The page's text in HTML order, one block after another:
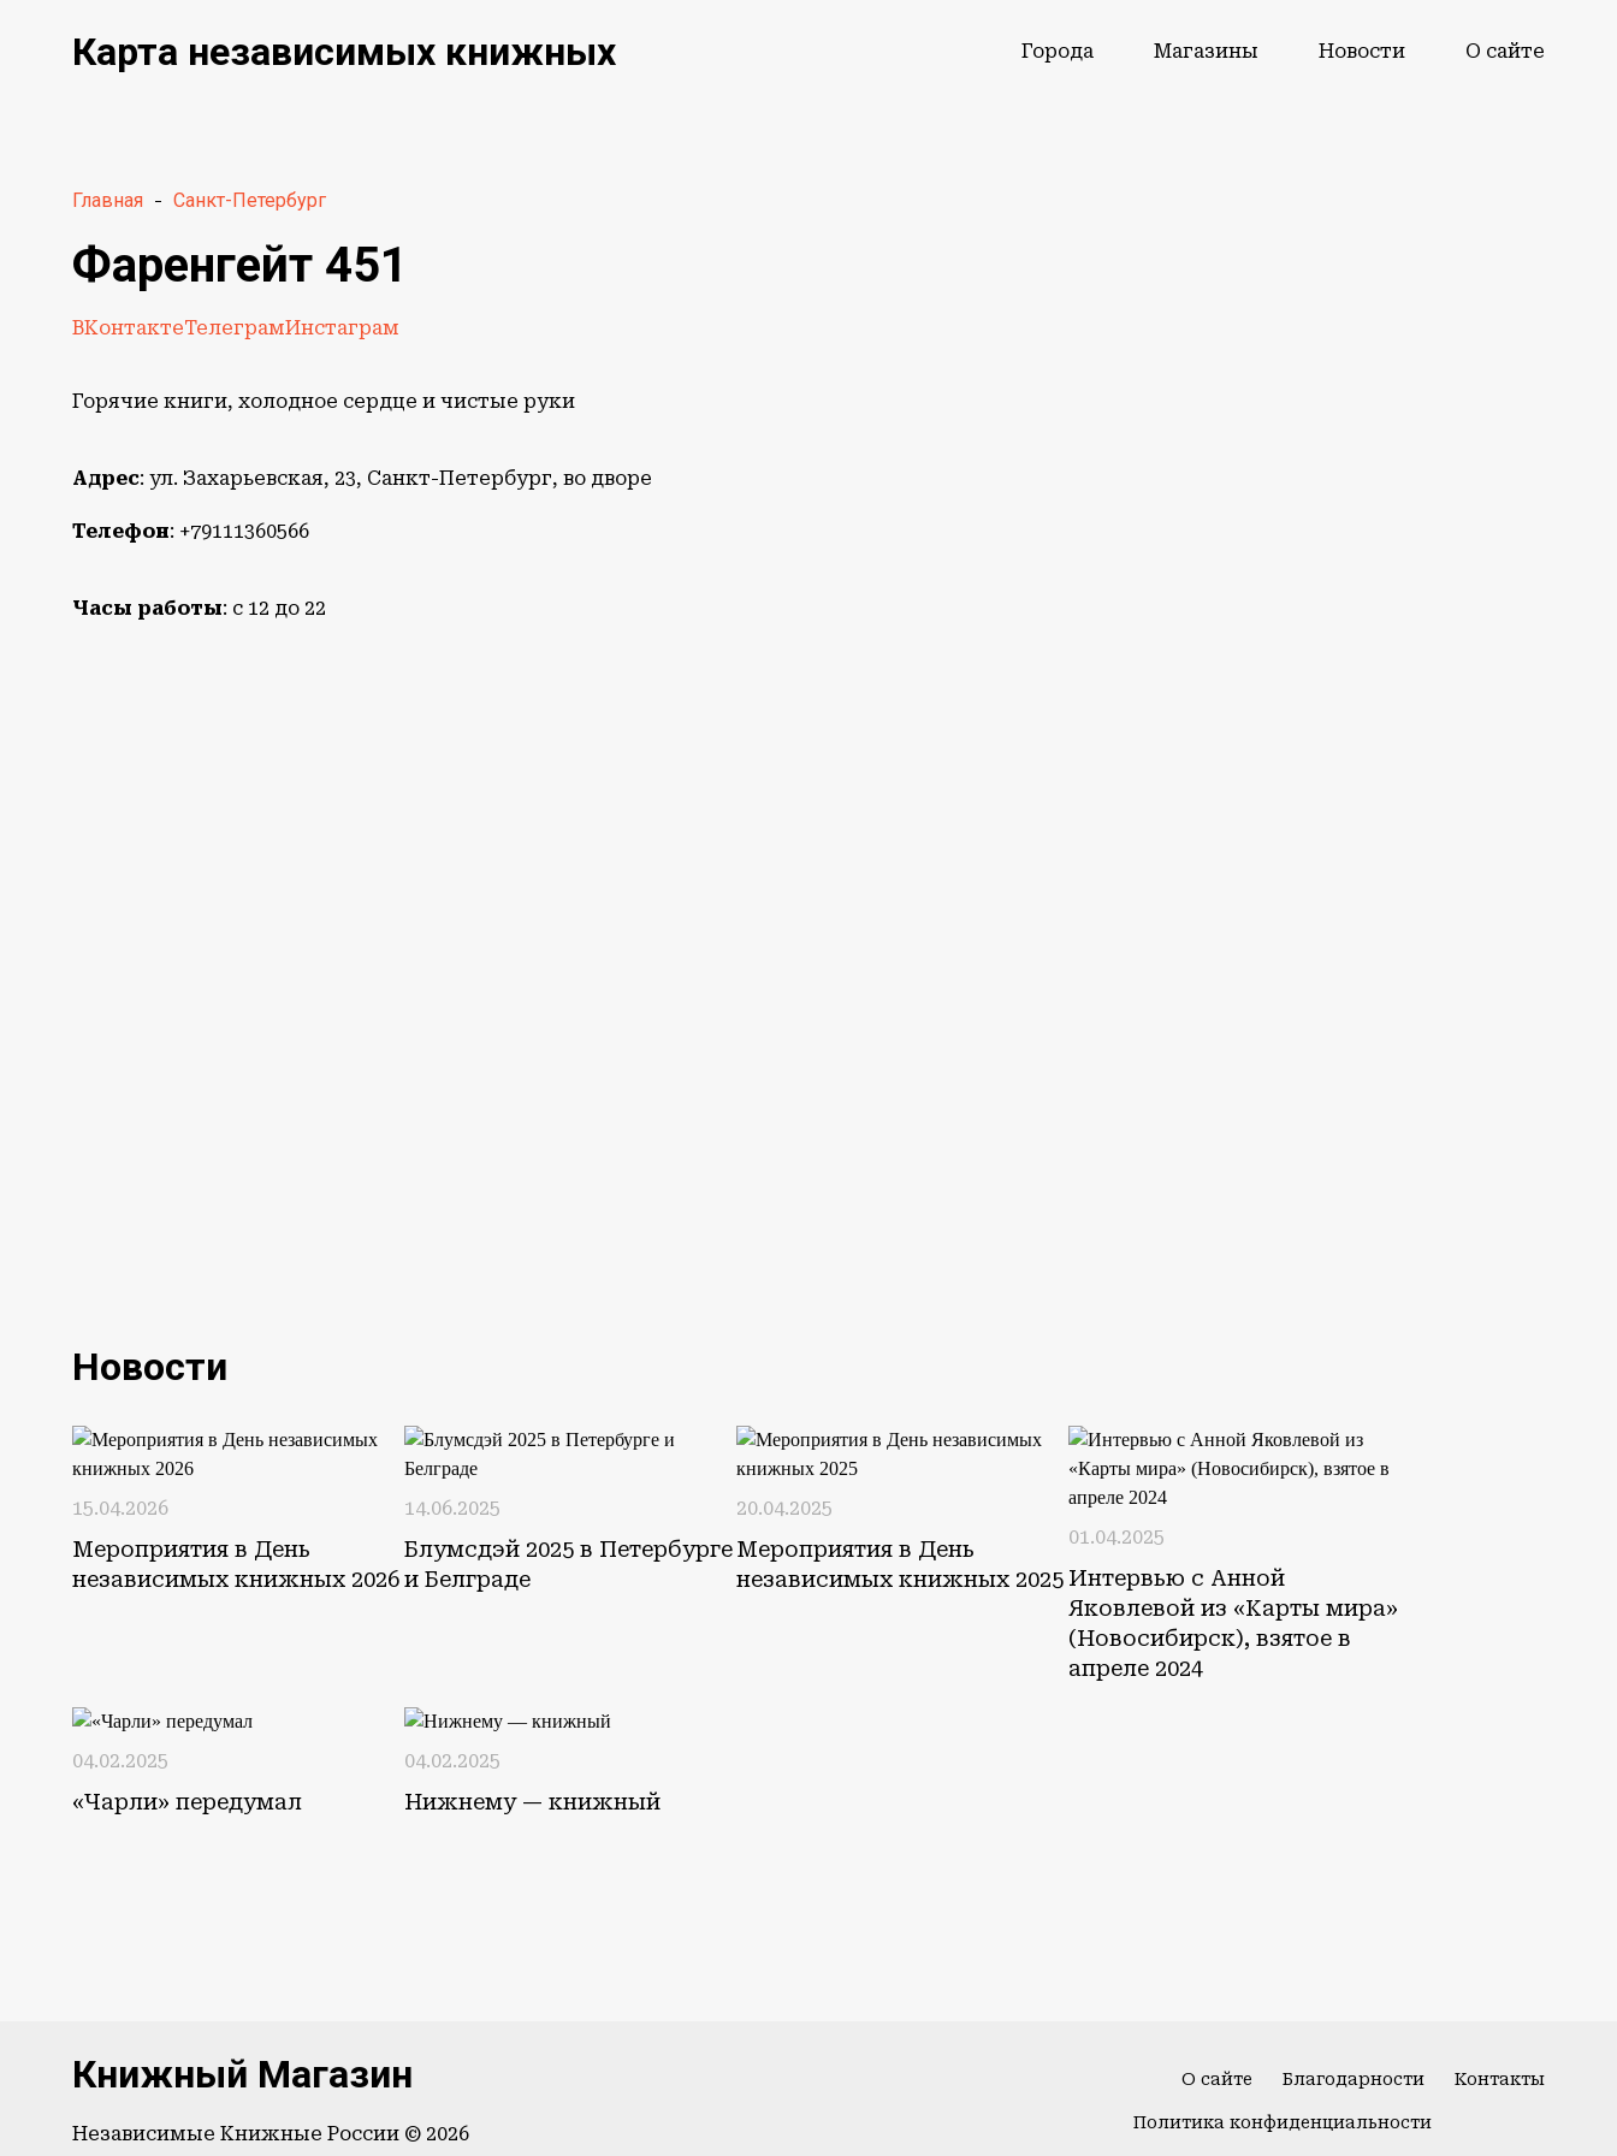
Карта независимых книжных Города Магазины Новости О сайте
Главная - Санкт-Петербург
Фаренгейт 451
ВКонтактеТелеграмИнстаграм
Горячие книги, холодное сердце и чистые руки
Адрес: ул. Захарьевская, 23, Санкт-Петербург, во дворе
Телефон: +79111360566
Часы работы: с 12 до 22
Новости
15.04.2026
Мероприятия в День
независимых книжных 2026
14.06.2025
Блумсдэй 2025 в Петербурге
и Белграде
20.04.2025
Мероприятия в День
независимых книжных 2025
01.04.2025
Интервью с Анной
Яковлевой из «Карты мира»
(Новосибирск), взятое в
апреле 2024
04.02.2025
«Чарли» передумал
04.02.2025
Нижнему — книжный
Книжный Магазин
Независимые Книжные России © 2026
О сайте Благодарности Контакты
Политика конфиденциальности